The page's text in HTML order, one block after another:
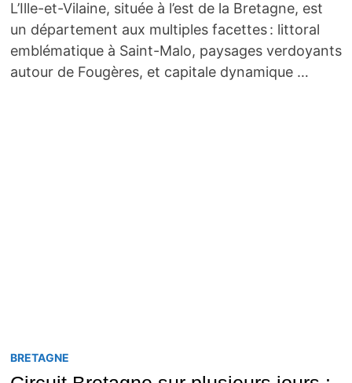
L’Ille-et-Vilaine, située à l’est de la Bretagne, est
un département aux multiples facettes : littoral
emblématique à Saint-Malo, paysages verdoyants
autour de Fougères, et capitale dynamique …
BRETAGNE